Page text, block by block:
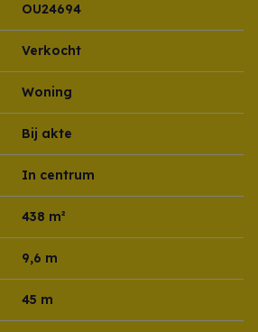
OU24694
Verkocht
Woning
Bij akte
In centrum
438 m²
9,6 m
45 m